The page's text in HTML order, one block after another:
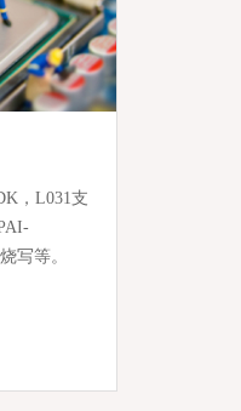
，L031支
写等。